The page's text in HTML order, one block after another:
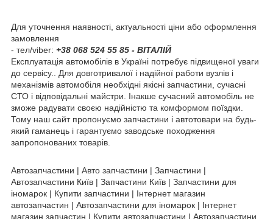
Для уточнення наявності, актуальності ціни або оформлення
замовлення
- тел/viber: +38 068 524 55 85 - ВІТАЛІЙ
Експлуатація автомобілів в Україні потребує підвищеної уваги
до сервісу.. Для довготривалої і надійної работи вузлів і
механізмів автомобіля необхідні якісні запчастини, сучасні
СТО і відповідальні майстри. Інакше сучасний автомобіль не
зможе радувати своєю надійністю та комформом поїздки.
Тому наш сайт пропонуємо запчастини і автотовари на будь-
який гаманець і гарантуємо заводське походження
запропонованих товарів.
Автозапчастини | Авто запчастини | Запчастини |
Автозапчастини Київ | Запчастини Київ | Запчастини для
іномарок | Купити запчастини | Інтернет магазин
автозапчастин | Автозапчастини для іномарок | Інтернет
магазин запчастин | Купити автозапчастини | Автозапчастини